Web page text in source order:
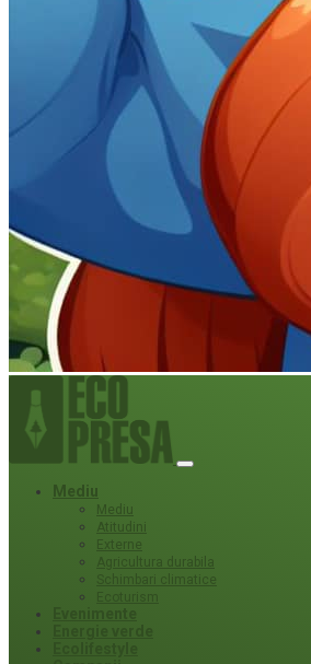
Mediu
Mediu
Atitudini
Externe
Agricultura durabila
Schimbari climatice
Ecoturism